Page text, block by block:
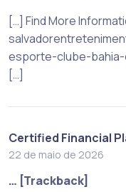
[…] Find More
esporte-clube-
[…]
Certified Financial
22 de maio de 2026
… [Trackback]